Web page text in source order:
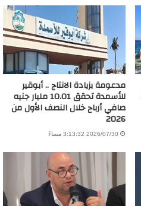
مدعومة بزيادة الانتاج .. أبوقير
للأسمدة تحقق 10.01 مليار جنيه
صافي أرباح خلال النصف الأول من
2026
2026/07/30 3:13:32 مساءً